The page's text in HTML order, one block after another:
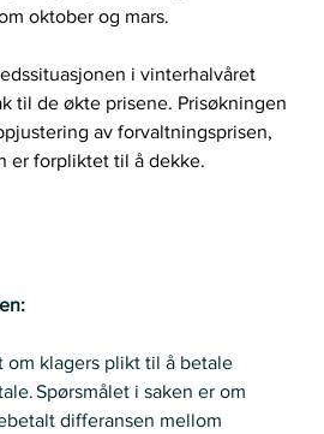
oktober og mars.
i vinterhalvåret
til de økte prisene. Prisøkningen
av forvaltningsprisen,
er forpliktet til å dekke.
om klagers plikt til å betale
Spørsmålet i saken er om
differansen mellom